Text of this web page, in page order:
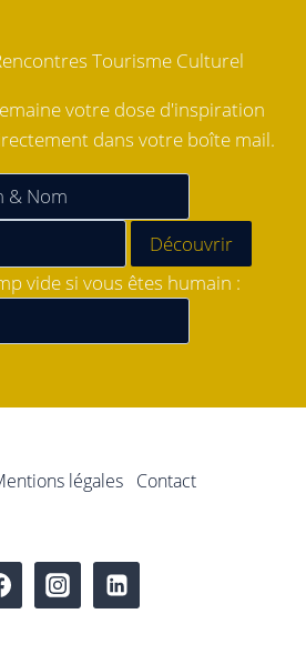
Tourisme Culturel
votre dose d'inspiration
dans votre boîte mail.
vide si vous êtes humain :
légales Contact